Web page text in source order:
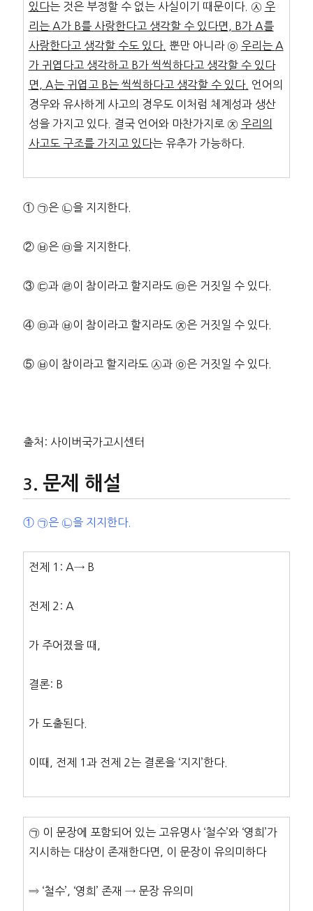
있다는 것은 부정할 수 없는 사실이기 때문이다. ㉦ 우
리는 A가 B를 사랑한다고 생각할 수 있다면 , B가 A를
사랑한다고 생각할 수도 있다. 뿐만 아니라 ㉧ 우리는 A
가 귀엽다고 생각하고 B가 씩씩하다고 생각할 수 있다
면 , A는 귀엽고 B는 씩씩하다고 생각할 수 있다. 언어의
경우와 유사하게 사고의 경우도 이처럼 체계성과 생산
성을 가지고 있다. 결국 언어와 마찬가지로 ㉨ 우리의
사고도 구조를 가지고 있다는 유추가 가능하다.
① ㉠은 ㉡을 지지한다.
② ㉥은 ㉤을 지지한다.
③ ㉢과 ㉣이 참이라고 할지라도 ㉤은 거짓일 수 있다.
④ ㉤과 ㉥이 참이라고 할지라도 ㉨은 거짓일 수 있다.
⑤ ㉥이 참이라고 할지라도 ㉦과 ㉧은 거짓일 수 있다.
출처: 사이버국가고시센터
문제 해설
① ㉠은 ㉡을 지지한다.
전제 1: A→ B
전제 2: A
가 주어졌을 때,
결론: B
가 도출된다.
이때, 전제 1과 전제 2는 결론을 ‘지지’한다.
㉠ 이 문장에 포함되어 있는 고유명사 ‘철수’와 ‘영희’가
지시하는 대상이 존재한다면, 이 문장이 유의미하다
⇒ ‘철수’, ‘영희’ 존재 → 문장 유의미